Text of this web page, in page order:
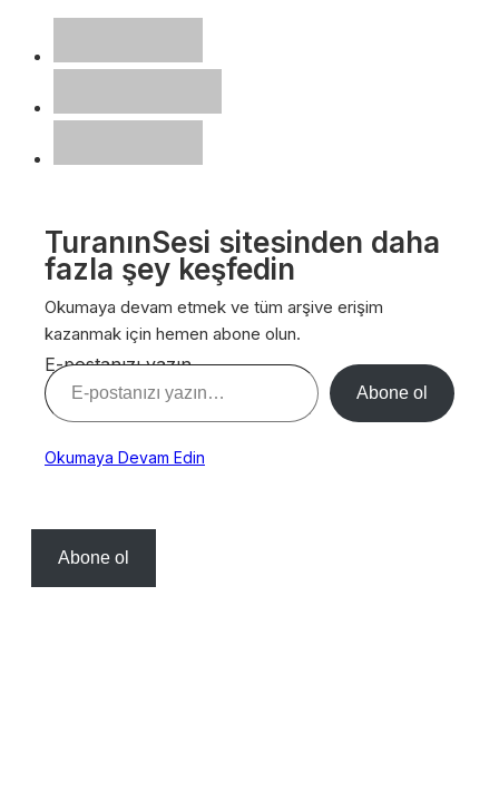
TuranınSesi sitesinden daha
fazla şey keşfedin
Okumaya devam etmek ve tüm arşive erişim
kazanmak için hemen abone olun.
E-postanızı yazın…
Abone ol
Okumaya Devam Edin
Abone ol